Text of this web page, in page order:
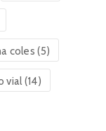
coles (5)
vial(14)